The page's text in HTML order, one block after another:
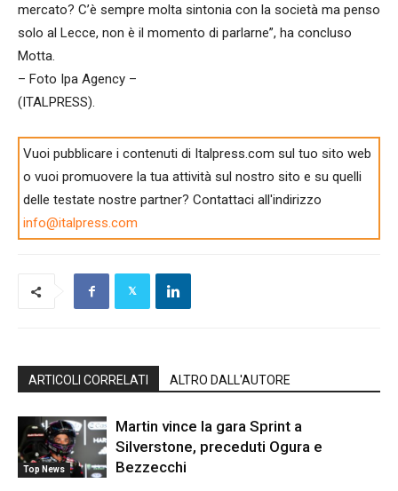
mercato? C’è sempre molta sintonia con la società ma penso
solo al Lecce, non è il momento di parlarne”, ha concluso
Motta.
– Foto Ipa Agency –
(ITALPRESS).
Vuoi pubblicare i contenuti di Italpress.com sul tuo sito web
o vuoi promuovere la tua attività sul nostro sito e su quelli
delle testate nostre partner? Contattaci all'indirizzo
info@italpress.com
ARTICOLI CORRELATI ALTRO DALL'AUTORE
Top News
Martin vince la gara Sprint a
Silverstone, preceduti Ogura e
Bezzecchi